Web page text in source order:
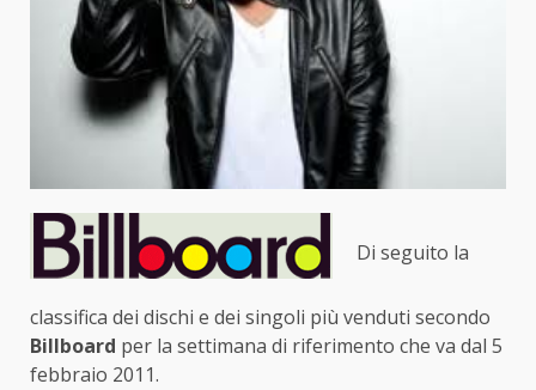
Di seguito la
classifica dei dischi e dei singoli più venduti secondo
Billboard per la settimana di riferimento che va dal 5
febbraio 2011.